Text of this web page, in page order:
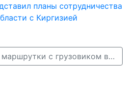
планы сотрудничества
с Киргизией
21 человек пострадал при столкновении маршрутки с грузовиком в Нижнем Новгороде →